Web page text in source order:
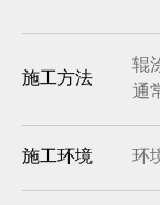
施工方法
辊
通
施工环境 环